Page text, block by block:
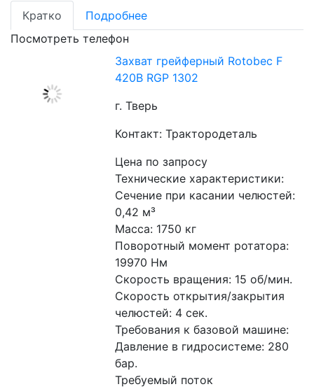
Кратко
Подробнее
Посмотреть телефон
Захват грейферный Rotobec F
420B RGP 1302
г. Тверь
Контакт: Трактородеталь
Цена по запросу
Технические характеристики:
Сечение при касании челюстей:
0,42 м³
Масса: 1750 кг
Поворотный момент ротатора:
19970 Нм
Скорость вращения: 15 об/мин.
Скорость открытия/закрытия
челюстей: 4 сек.
Требования к базовой машине:
Давление в гидросистеме: 280
бар.
Требуемый поток